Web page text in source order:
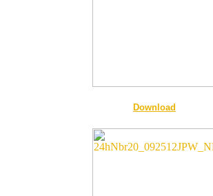
Download